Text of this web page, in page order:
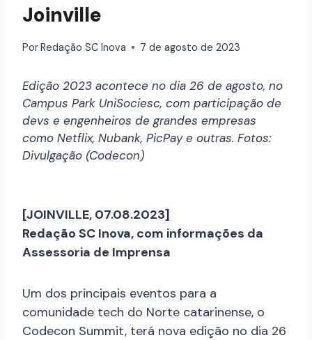
Joinville
PorRedação SC Inova 7 de agosto de 2023
Edição 2023 acontece no dia 26 de agosto, no
Campus Park UniSociesc, com participação de
devs e engenheiros de grandes empresas
como Netflix, Nubank, PicPay e outras. Fotos:
Divulgação (Codecon)
[JOINVILLE, 07.08.2023]
Redação SC Inova, com informações da
Assessoria de Imprensa
Um dos principais eventos para a
comunidade tech do Norte catarinense, o
Codecon Summit, terá nova edição no dia 26